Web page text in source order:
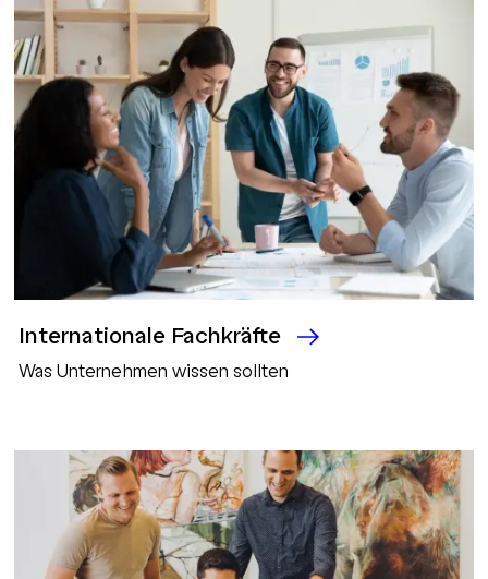
Internationale Fachkräfte
Was Unternehmen wissen sollten